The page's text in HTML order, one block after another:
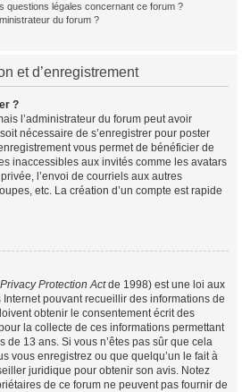
questions légales concernant ce forum ?
du forum ?
et d’enregistrement
?
l’administrateur du forum peut avoir
nécessaire de s’enregistrer pour poster
vous permet de bénéficier de
inaccessibles aux invités comme les avatars
l’envoi de courriels aux autres
etc. La création d’un compte est rapide
Protection Actde 1998) est une loi aux
pouvant recueillir des informations de
obtenir le consentement écrit des
la collecte de ces informations permettant
de 13 ans. Si vous n’êtes pas sûr que cela
vous enregistrez ou que quelqu’un le fait à
juridique pour obtenir son avis. Notez
de ce forum ne peuvent pas fournir de